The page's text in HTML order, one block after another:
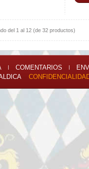
del 1 al 12 (de 32 productos)
| COMENTARIOS |